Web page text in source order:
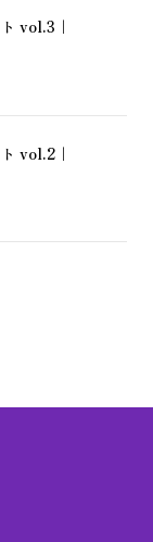
ト vol.3｜
ト vol.2｜